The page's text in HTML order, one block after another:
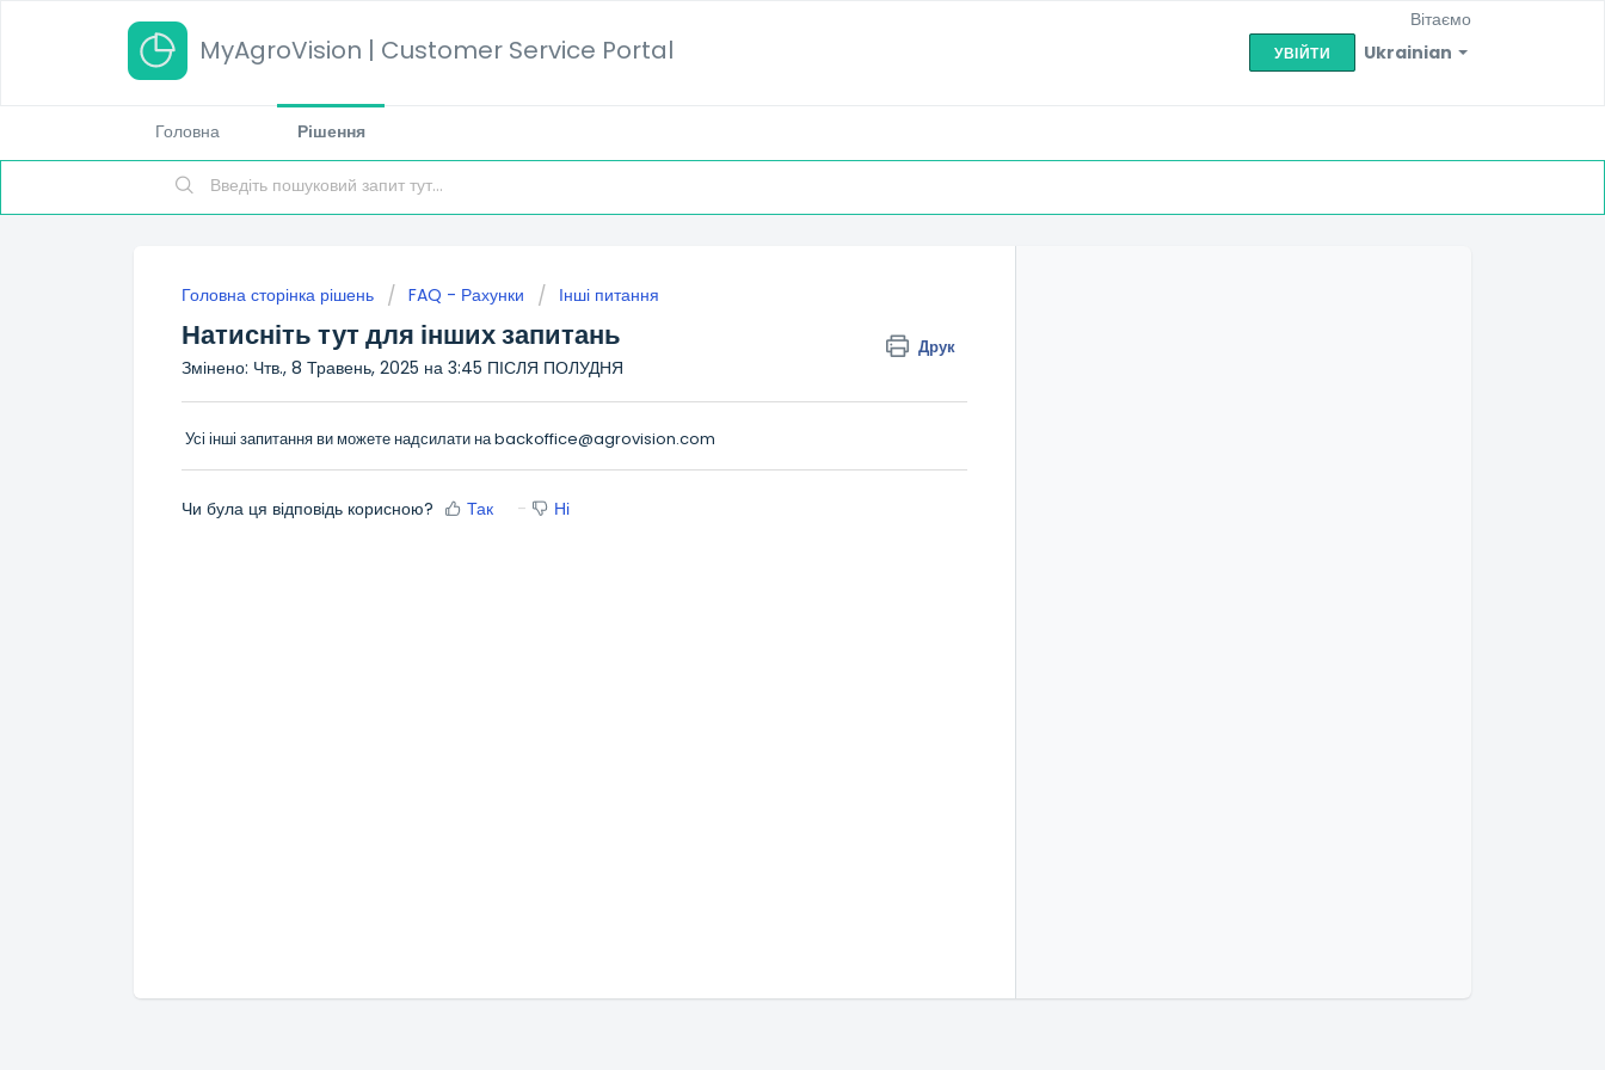
MyAgroVision | Customer Service Portal Ukrainian
Вітаємо
УВІЙТИ
Головна Рішення
Головна сторінка рішень FAQ - Рахунки Інші питання
Натисніть тут для інших запитань Друк
Змінено: Чтв., 8 Травень, 2025 на 3:45 ПІСЛЯ ПОЛУДНЯ
Усі інші запитання ви можете надсилати наbackoffice@agrovision.com
Чи була ця відповідь корисною? Так Ні